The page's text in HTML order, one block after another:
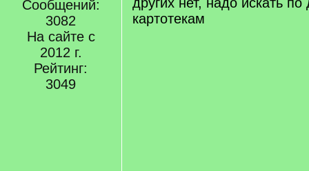
Сообщений:
3082
На сайте с
2012 г.
Рейтинг:
3049
картотекам